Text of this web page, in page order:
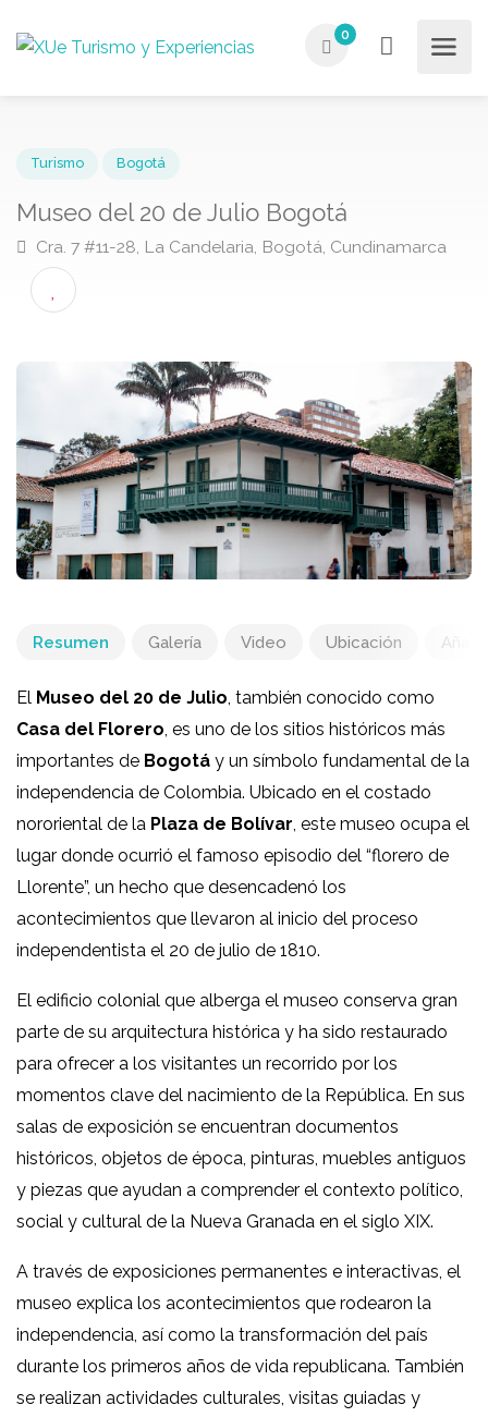
0
Museo del 20 de Julio Bogotá
Cra. 7 #11-28, La Candelaria, Bogotá, Cundinamarca
Resumen Galería Video Ubicación
El Museo del 20 de Julio, también conocido como
Casa del Florero, es uno de los sitios históricos más
importantes de Bogotá y un símbolo fundamental de la
independencia de Colombia. Ubicado en el costado
nororiental de la Plaza de Bolívar, este museo ocupa el
lugar donde ocurrió el famoso episodio del “florero de
Llorente”, un hecho que desencadenó los
acontecimientos que llevaron al inicio del proceso
independentista el 20 de julio de 1810.
El edificio colonial que alberga el museo conserva gran
parte de su arquitectura histórica y ha sido restaurado
para ofrecer a los visitantes un recorrido por los
momentos clave del nacimiento de la República. En sus
salas de exposición se encuentran documentos
históricos, objetos de época, pinturas, muebles antiguos
y piezas que ayudan a comprender el contexto político,
social y cultural de la Nueva Granada en el siglo XIX.
A través de exposiciones permanentes e interactivas, el
museo explica los acontecimientos que rodearon la
independencia, así como la transformación del país
durante los primeros años de vida republicana. También
se realizan actividades culturales, visitas guiadas y